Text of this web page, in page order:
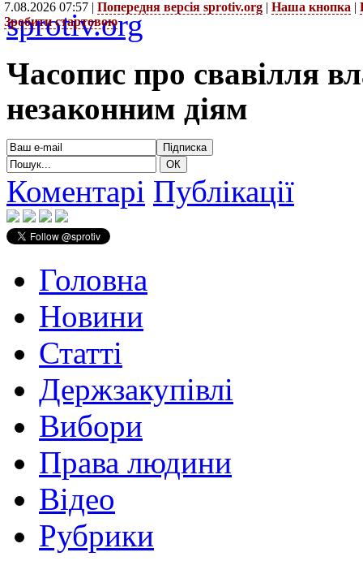
7.08.2026 07:57 | Попередня версія sprotiv.org | Наша кнопка |
Зробити стартовою
sprotiv.org
Часопис про свавілля
незаконним діям
Коментарі Публікації
Головна
Новини
Статті
Держзакупівлі
Вибори
Права людини
Відео
Рубрики